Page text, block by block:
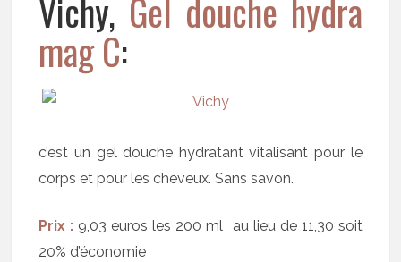
Vichy, Gel douche hydra
mag C:
c’est un gel douche hydratant vitalisant pour le
corps et pour les cheveux. Sans savon.
Prix : 9,03 euros les 200 ml au lieu de 11,30 soit
20% d’économie